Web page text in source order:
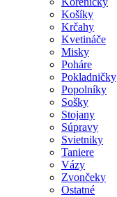
Košíky
Krčahy
Kvetináče
Misky
Poháre
Pokladničky
Popolníky
Sošky
Stojany
Súpravy
Svietniky
Taniere
Vázy
Zvončeky
Ostatné